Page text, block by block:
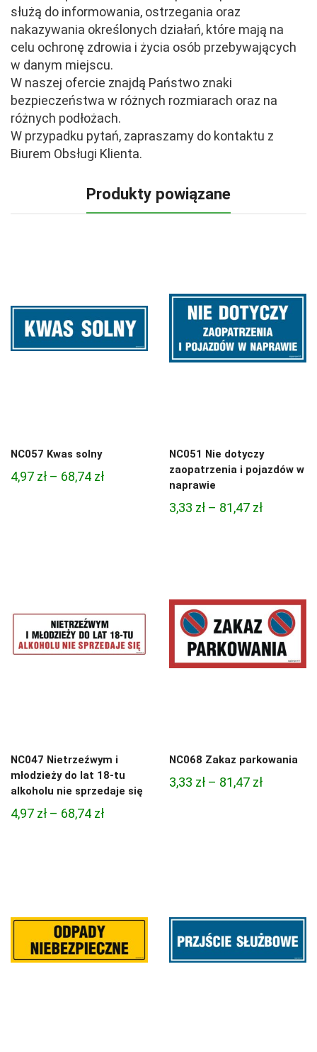
służą do informowania, ostrzegania oraz
nakazywania określonych działań, które mają na
celu ochronę zdrowia i życia osób przebywających
w danym miejscu.
W naszej ofercie znajdą Państwo znaki
bezpieczeństwa w różnych rozmiarach oraz na
różnych podłożach.
W przypadku pytań, zapraszamy do kontaktu z
Biurem Obsługi Klienta.
Produkty powiązane
NC057 Kwas solny
4,97 zł – 68,74 złZakres
NC051 Nie dotyczy
zaopatrzenia i pojazdów w
naprawie
3,33 zł – 81,47 złZakres
81,47 zł
NC047 Nietrzeźwym i
młodzieży do lat 18-tu
alkoholu nie sprzedaje się
4,97 zł – 68,74 złZakres
NC068 Zakaz parkowania
3,33 zł – 81,47 złZakres